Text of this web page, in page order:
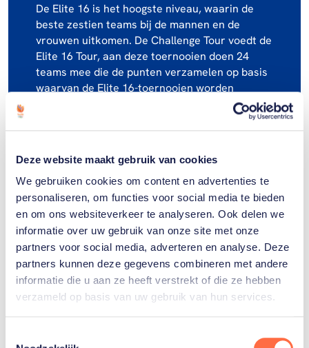
Deze website maakt gebruik van cookies
We gebruiken cookies om content en advertenties te
personaliseren, om functies voor social media te bieden
en om ons websiteverkeer te analyseren. Ook delen we
informatie over uw gebruik van onze site met onze
partners voor social media, adverteren en analyse. Deze
partners kunnen deze gegevens combineren met andere
informatie die u aan ze heeft verstrekt of die ze hebben
verzameld op basis van uw gebruik van hun services.
De Elite 16 is het hoogste niveau, waarin de
beste zestien teams bij de mannen en de
vrouwen uitkomen. De Challenge Tour voedt de
Elite 16 Tour, aan deze toernooien doen 24
teams mee die de punten verzamelen op basis
waarvan de Elite 16-toernooien worden
De Futurecompetitie vervult dezelfde rol maar
het eind van het seizoen spelen de tien beste
teams de Finals.
Gerelateerde sporters